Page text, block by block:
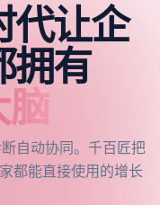
代让企
拥有
自动协同。千百匠把
都能直接使用的增长